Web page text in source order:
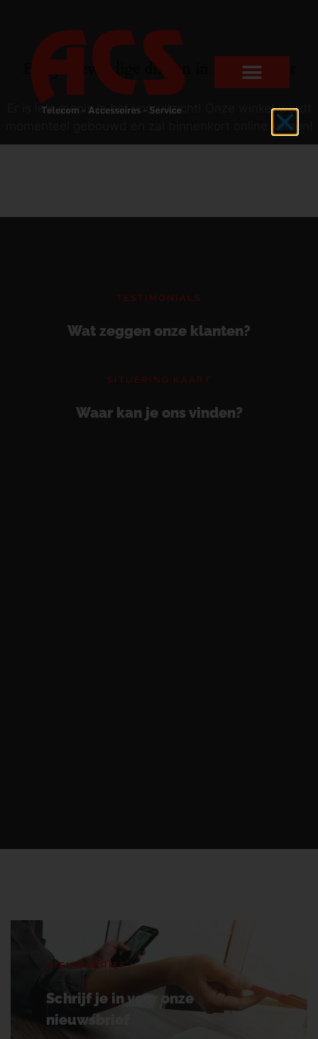
Er zijn geweldige dingen in het verschiet
Er is iets moois in het vooruitzicht! Onze winkel wordt
momenteel gebouwd en zal binnenkort online komen!
TESTIMONIALS
Wat zeggen onze klanten?
SITUERING KAART
Waar kan je ons vinden?
NIEUWSBRIEF
Schrijf je in voor onze
nieuwsbrief